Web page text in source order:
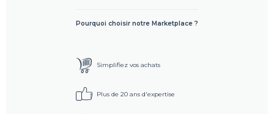
Pourquoi choisir notre Marketplace ?
Simplifiez vos achats
Plus de 20 ans d'expertise